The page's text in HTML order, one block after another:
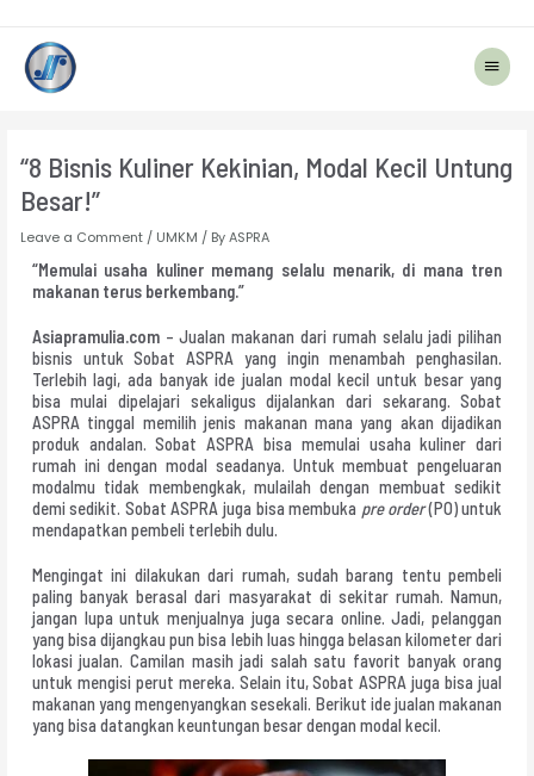
Main
Menu
“8 Bisnis Kuliner Kekinian, Modal Kecil Untung
Besar!”
Leave a Comment / UMKM / By ASPRA
“Memulai usaha kuliner memang selalu menarik, di mana tren
makanan terus berkembang.”
Asiapramulia.com– Jualan makanan dari rumah selalu jadi pilihan
bisnis untuk Sobat ASPRA yang ingin menambah penghasilan.
Terlebih lagi, ada banyak ide jualan modal kecil untuk besar yang
bisa mulai dipelajari sekaligus dijalankan dari sekarang. Sobat
ASPRA tinggal memilih jenis makanan mana yang akan dijadikan
produk andalan. Sobat ASPRA bisa memulai usaha kuliner dari
rumah ini dengan modal seadanya. Untuk membuat pengeluaran
modalmu tidak membengkak, mulailah dengan membuat sedikit
demi sedikit. Sobat ASPRA juga bisa membuka pre order(PO) untuk
mendapatkan pembeli terlebih dulu.
Mengingat ini dilakukan dari rumah, sudah barang tentu pembeli
paling banyak berasal dari masyarakat di sekitar rumah. Namun,
jangan lupa untuk menjualnya juga secara online. Jadi, pelanggan
yang bisa dijangkau pun bisa lebih luas hingga belasan kilometer dari
lokasi jualan. Camilan masih jadi salah satu favorit banyak orang
untuk mengisi perut mereka. Selain itu, Sobat ASPRA juga bisa jual
makanan yang mengenyangkan sesekali. Berikut ide jualan makanan
yang bisa datangkan keuntungan besar dengan modal kecil.